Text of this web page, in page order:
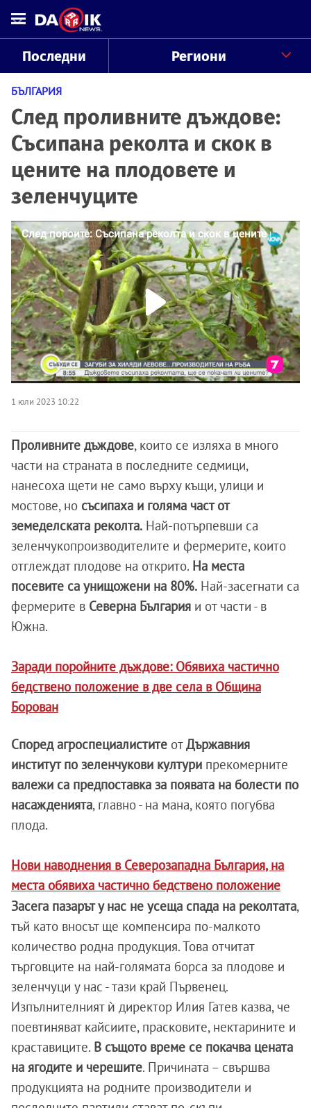
Последни Региони
БЪЛГАРИЯ
След проливните дъждове:
Съсипана реколта и скок в
цените на плодовете и
зеленчуците
1 юли 2023 10:22
Проливните дъждове, които се изляха в много
части на страната в последните седмици,
нанесоха щети не само върху къщи, улици и
мостове, но съсипаха и голяма част от
земеделската реколта. Най-потърпевши са
зеленчукопроизводителите и фермерите, които
отглеждат плодове на открито. На места
посевите са унищожени на 80%. Най-засегнати са
фермерите в Северна България и от части - в
Южна.
Заради поройните дъждове: Обявиха частично
бедствено положение в две села в Община
Борован
Според агроспециалистите отДържавния
институт по зеленчукови култури прекомерните
валежи са предпоставка за появата на болести по
насажденията, главно - на мана, която погубва
плода.
Нови наводнения в Северозападна България, на
места обявиха частично бедствено положение
Засега пазарът у нас не усеща спада на реколтата,
тъй като вносът ще компенсира по-малкото
количество родна продукция. Това отчитат
търговците на най-голямата борса за плодове и
зеленчуци у нас - тази край Първенец.
Изпълнителният ѝ директор Илия Гатев казва, че
поевтиняват кайсиите, прасковите, нектарините и
краставиците. В същото време се покачва цената
на ягодите и черешите. Причината – свършва
продукцията на родните производители и